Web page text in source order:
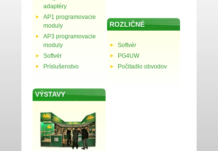
adaptéry
AP1 programovacie
moduly
AP3 programovacie
moduly
Softvér
Príslušenstvo
ROZLIČNÉ
Softvér
PG4UW
Počitadlo obvodov
VÝSTAVY